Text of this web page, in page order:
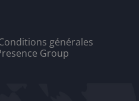
générales
Group